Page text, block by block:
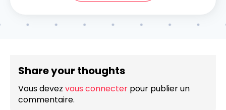
Share your thoughts
Vous devez vous connecter pour publier un
commentaire.